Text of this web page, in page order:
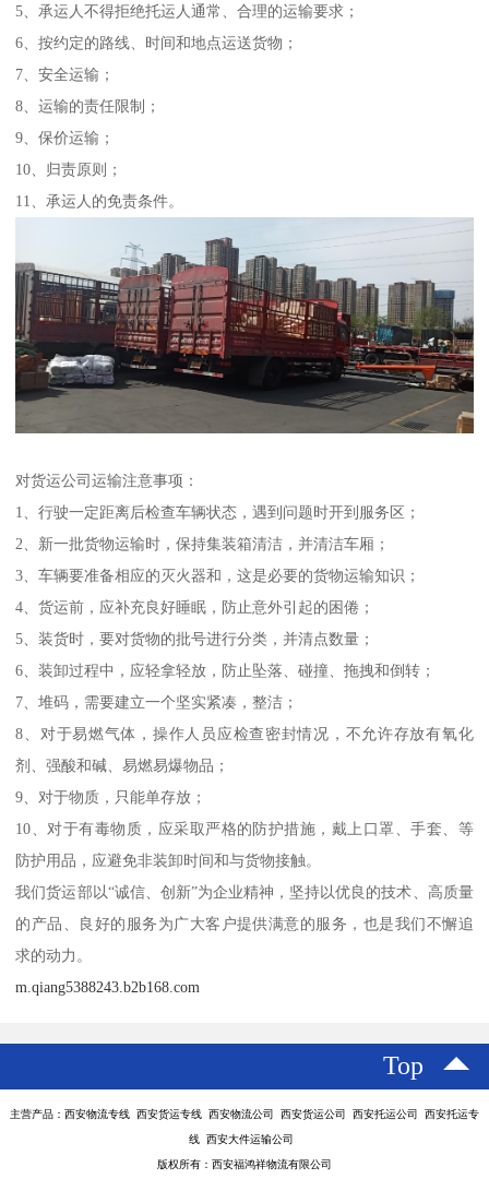
5、承运人不得拒绝托运人通常、合理的运输要求；
6、按约定的路线、时间和地点运送货物；
7、安全运输；
8、运输的责任限制；
9、保价运输；
10、归责原则；
11、承运人的免责条件。
对货运公司运输注意事项：
1、行驶一定距离后检查车辆状态，遇到问题时开到服务区；
2、新一批货物运输时，保持集装箱清洁，并清洁车厢；
3、车辆要准备相应的灭火器和，这是必要的货物运输知识；
4、货运前，应补充良好睡眠，防止意外引起的困倦；
5、装货时，要对货物的批号进行分类，并清点数量；
6、装卸过程中，应轻拿轻放，防止坠落、碰撞、拖拽和倒转；
7、堆码，需要建立一个坚实紧凑，整洁；
8、对于易燃气体，操作人员应检查密封情况，不允许存放有氧化
剂、强酸和碱、易燃易爆物品；
9、对于物质，只能单存放；
10、对于有毒物质，应采取严格的防护措施，戴上口罩、手套、等
防护用品，应避免非装卸时间和与货物接触。
我们货运部以“诚信、创新”为企业精神，坚持以优良的技术、高质量
的产品、良好的服务为广大客户提供满意的服务，也是我们不懈追
求的动力。
m.qiang5388243.b2b168.com
Top
主营产品：西安物流专线 西安货运专线 西安物流公司 西安货运公司 西安托运公司 西安托运专
线 西安大件运输公司
版权所有：西安福鸿祥物流有限公司